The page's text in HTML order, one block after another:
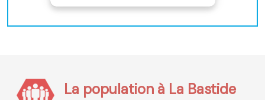
La population à La Bastide